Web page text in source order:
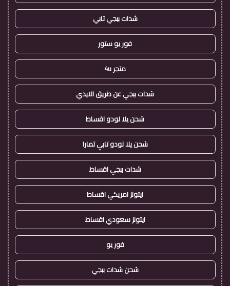
شدات ببجي تابي
فور يو ستور
متجر 4u
شدات ببجي عن طريق الايدي
شحن يلا لودو اقساط
شحن يلا لودو تابي تمارا
شدات ببجي اقساط
ايتونز امريكي اقساط
ايتونز سعودي اقساط
فور يو
شحن شدات ببجي